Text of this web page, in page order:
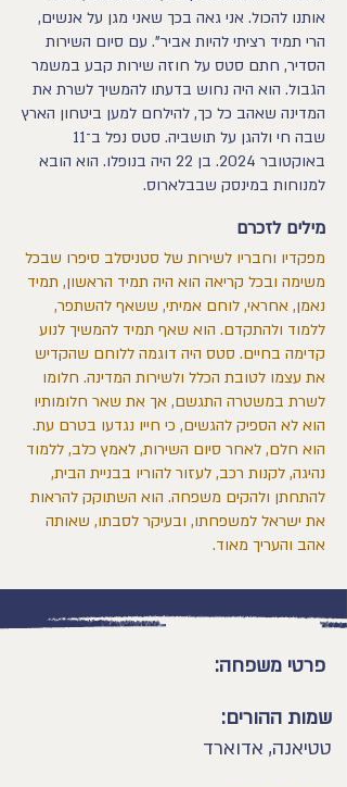
אותנו להכול. אני גאה בכך שאני מגן על אנשים,
הרי תמיד רציתי להיות אביר". עם סיום השירות
הסדיר, חתם סטס על חוזה שירות קבע במשמר
הגבול. הוא היה נחוש בדעתו להמשיך לשרת את
המדינה שאהב כל כך, להילחם למען ביטחון הארץ
שבה חי ולהגן על תושביה. סטס נפל ב־11
באוקטובר 2024. בן 22 היה בנופלו. הוא הובא
למנוחות במינסק שבבלארוס.
מילים לזכרם
מפקדיו וחבריו לשירות של סטניסלב סיפרו שבכל
משימה ובכל קריאה הוא היה תמיד הראשון, תמיד
נאמן, אחראי, לוחם אמיתי, ששאף להשתפר,
ללמוד ולהתקדם. הוא שאף תמיד להמשיך לנוע
קדימה בחיים. סטס היה דוגמה ללוחם שהקדיש
את עצמו לטובת הכלל ולשירות המדינה. חלומו
לשרת במשטרה התגשם, אך את שאר חלומותיו
הוא לא הספיק להגשים, כי חייו נגדעו בטרם עת.
הוא חלם, לאחר סיום השירות, לאמץ כלב, ללמוד
נהיגה, לקנות רכב, לעזור להוריו בבניית הבית,
להתחתן ולהקים משפחה. הוא השתוקק להראות
את ישראל למשפחתו, ובעיקר לסבתו, שאותה
אהב והעריך מאוד.
פרטי משפחה:
שמות ההורים:
טטיאנה, אדוארד